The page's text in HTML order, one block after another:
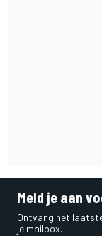
Meld je aan
Ontvang het
je mailbox.